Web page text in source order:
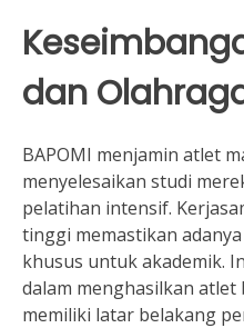
dan
BAPOMI menjamin atlet
menyelesaikan studi
pelatihan intensif.
tinggi memastikan
khusus untuk akademik.
dalam menghasilkan
memiliki latar belakang